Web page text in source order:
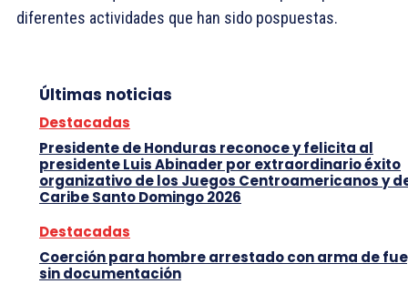
diferentes actividades que han sido pospuestas.
Últimas noticias
Destacadas
Presidente de Honduras reconoce y felicita al
presidente Luis Abinader por extraordinario éxito
organizativo de los Juegos Centroamericanos y
Caribe Santo Domingo 2026
Destacadas
Coerción para hombre arrestado con arma de
sin documentación